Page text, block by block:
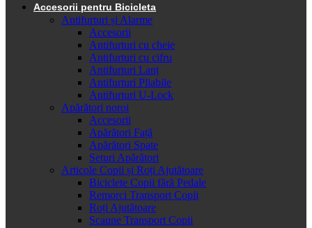
Accesorii pentru Bicicleta
Antifurturi și Alarme
Accesorii
Antifurturi cu cheie
Antifurturi cu cifru
Antifurturi Lanț
Antifurturi Pliabile
Antifurturi U-Lock
Apărători noroi
Accesorii
Apărători Față
Apărători Spate
Seturi Apărători
Articole Copii și Roți Ajutătoare
Biciclete Copii fără Pedale
Remorci Transport Copii
Roți Ajutătoare
Scaune Transport Copii